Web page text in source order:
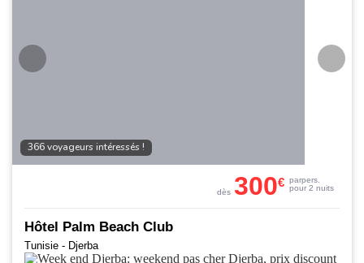
366 voyageurs intéressés !
Hôtel Palm Beach Club
Tunisie - Djerba
dès 300€ parpers.
pour 2 nuits